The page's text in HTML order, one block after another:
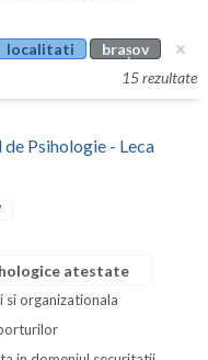
localitati
brașov
15 rezultate
Psihologie - Leca
atestate
si organizationala